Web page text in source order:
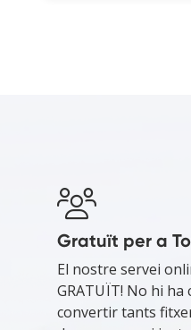
Gratuït per a
El nostre servei
GRATUÏT! No hi
convertir tants